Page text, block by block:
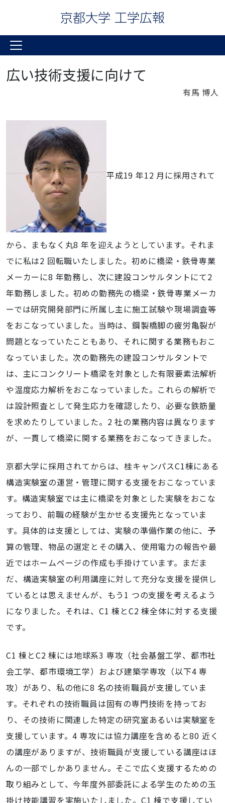
広い技術支援に向けて
有馬 博人
平成19 年12 月に採用されて
から、まもなく丸8 年を迎えようとしています。それま
でに私は2 回転職いたしました。初めに橋梁・鉄骨専業
メーカーに8 年勤務し、次に建設コンサルタントにて2
年勤務しました。初めの勤務先の橋梁・鉄骨専業メーカ
ーでは研究開発部門に所属し主に施工試験や現場調査等
をおこなっていました。当時は、鋼製橋脚の疲労亀裂が
問題となっていたこともあり、それに関する業務もおこ
なっていました。次の勤務先の建設コンサルタントで
は、主にコンクリート橋梁を対象とした有限要素法解析
や温度応力解析をおこなっていました。これらの解析で
は設計照査として発生応力を確認したり、必要な鉄筋量
を求めたりしていました。2 社の業務内容は異なります
が、一貫して橋梁に関する業務をおこなってきました。
京都大学に採用されてからは、桂キャンパスC1棟にある
構造実験室の運営・管理に関する支援をおこなっていま
す。構造実験室では主に橋梁を対象とした実験をおこな
っており、前職の経験が生かせる支援先となっていま
す。具体的は支援としては、実験の準備作業の他に、予
算の管理、物品の選定とその購入、使用電力の報告や最
近ではホームページの作成も手掛けています。まだま
だ、構造実験室の利用講座に対して充分な支援を提供し
ているとは思えませんが、もう1 つの支援を考えるよう
になりました。それは、C1 棟とC2 棟全体に対する支援
です。
C1 棟とC2 棟には地球系3 専攻（社会基盤工学、都市社
会工学、都市環境工学）および建築学専攻（以下4 専
攻）があり、私の他に8 名の技術職員が支援していま
す。それぞれの技術職員は固有の専門技術を持ってお
り、その技術に関連した特定の研究室あるいは実験室を
支援しています。4 専攻には協力講座を含めると80 近く
の講座がありますが、技術職員が支援している講座はほ
んの一部でしかありません。そこで広く支援するための
取り組みとして、今年度外部委託による学生のための玉
掛け技能講習を実施いたしました。C1 棟で支援してい